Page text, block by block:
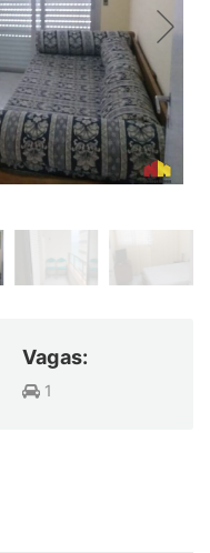
Vagas:
1